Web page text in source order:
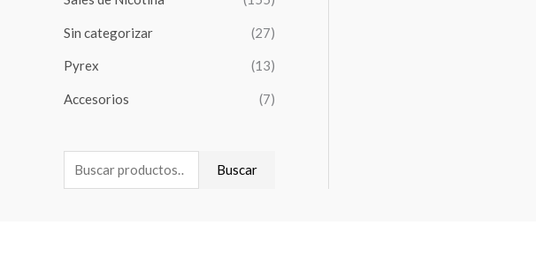
Sin categorizar (27)
Pyrex (13)
Accesorios (7)
Buscar